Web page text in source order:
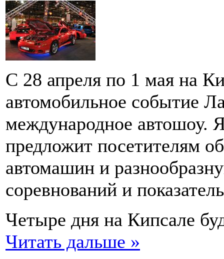
С 28 апреля по 1 мая на
автомобильное событие
международное автошоу.
предложит посетителям
автомашин и
соревнований и
Четыре дня на Кипсале
Читать дальше »